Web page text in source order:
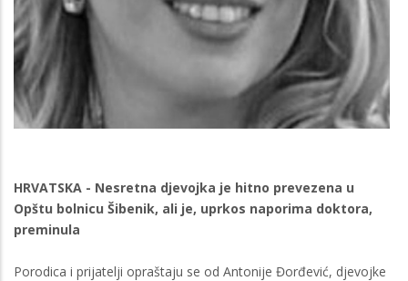
HRVATSKA - Nesretna djevojka je hitno prevezena u
Opštu bolnicu Šibenik, ali je, uprkos naporima doktora,
preminula
Porodica i prijatelji opraštaju se od Antonije Đorđević, djevojke